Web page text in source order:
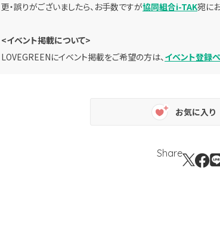
更・誤りがございましたら、お手数ですが協同組合i-TAK宛に
<イベント掲載について>
LOVEGREENにイベント掲載をご希望の方は、イベント登録
お気に入り
Share